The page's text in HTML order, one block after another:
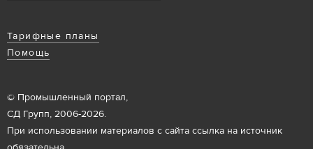
Тарифные планы
Помощь
© Промышленный портал,
СД Групп, 2006-2026.
При использовании материалов с сайта ссылка на источник